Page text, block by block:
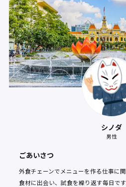
シノダ
男性
ごあいさつ
外食チェーンでメニューを作る仕事に
食材に出会い、試食を繰り返す毎日で